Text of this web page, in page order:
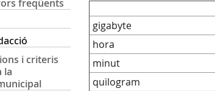
freqüents
i criteris
la
gigabyte
hora
minut
quilogram